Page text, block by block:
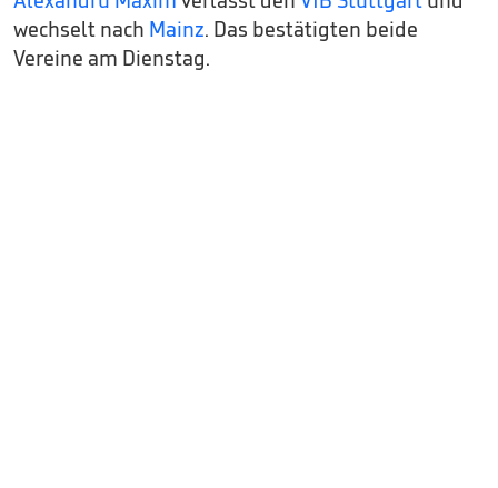
wechselt nach Mainz. Das bestätigten beide
Vereine am Dienstag.